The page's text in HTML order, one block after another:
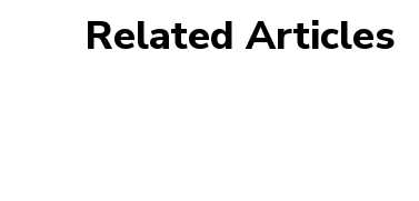
Related Articles